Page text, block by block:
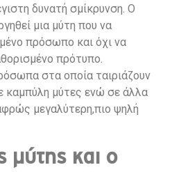
δυνατή σμίκρυνση. Ο
μια μύτη που να
πρόσωπο και όχι να
πρότυπο.
στα οποία ταιριάζουν
καμπύλη μύτες ενώ σε άλλα
μεγαλύτερη,πιο ψηλή
μύτης και ο